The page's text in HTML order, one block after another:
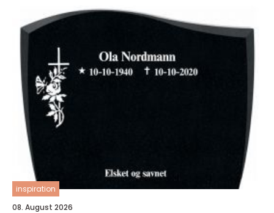
inspiration
08. August 2026